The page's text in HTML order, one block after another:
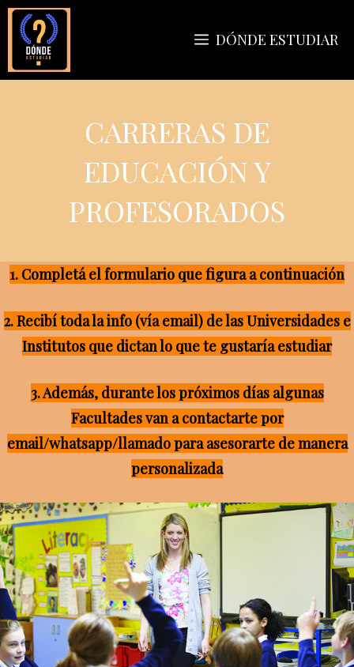
Saltar
contenido
DÓNDE ESTUDIAR
CARRERAS DE
EDUCACIÓN Y
PROFESORADOS
1. Completá el formulario que figura a continuación
2. Recibí toda la info (vía email) de las Universidades e
Institutos que dictan lo que te gustaría estudiar
3. Además, durante los próximos días algunas
Facultades van a contactarte por
email/whatsapp/llamado para asesorarte de manera
personalizada